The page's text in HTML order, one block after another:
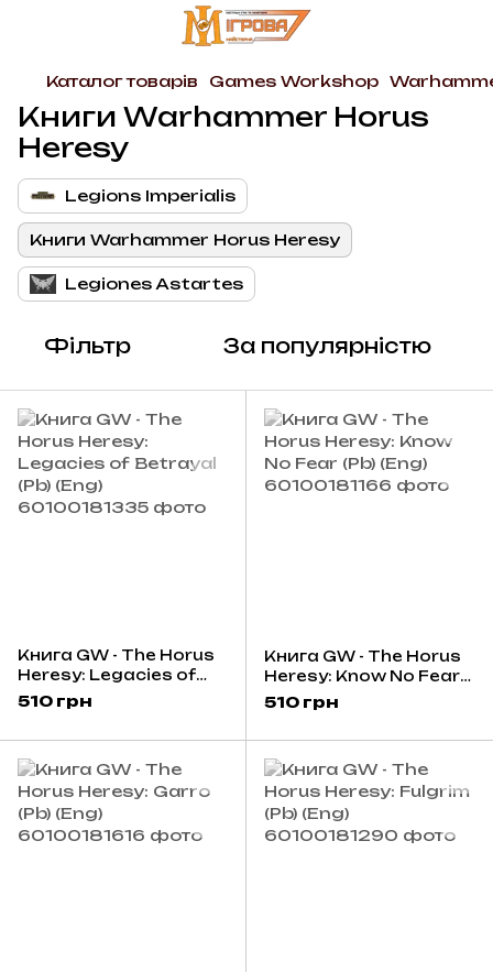
Каталог товарів Games Workshop
Книги Warhammer Horus
Heresy
Legions Imperialis
Книги Warhammer Horus Heresy
Legiones Astartes
Фільтр За популярністю
Книга GW - The Horus
Heresy: Legacies of
Betrayal (Pb) (Eng)
510 грн
Книга GW - The Horus
Heresy: Know No Fear
(Pb) (Eng)
510 грн